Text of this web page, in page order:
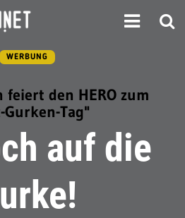
WERBUNG
feiert den HERO zum
Gurken-Tag"
auf die